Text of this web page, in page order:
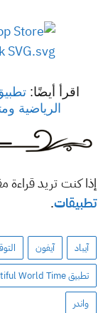
اقرأ أيضًا:
الرياضية
إذا كنت تريد
تطبيقات.
آيباد آيفون
تطبيق Wander - Beautiful World Time
واندر